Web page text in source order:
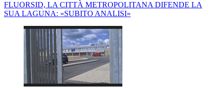
FLUORSID, LA CITTÀ METROPOLITANA DIFENDE LA
SUA LAGUNA: «SUBITO ANALISI»